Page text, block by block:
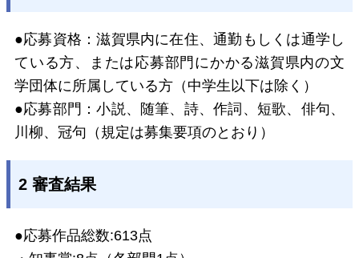
●応募資格：滋賀県内に在住、通勤もしくは通学し
ている方、または応募部門にかかる滋賀県内の文
学団体に所属している方（中学生以下は除く）
●応募部門：小説、随筆、詩、作詞、短歌、俳句、
川柳、冠句（規定は募集要項のとおり）
2 審査結果
●応募作品総数:613点